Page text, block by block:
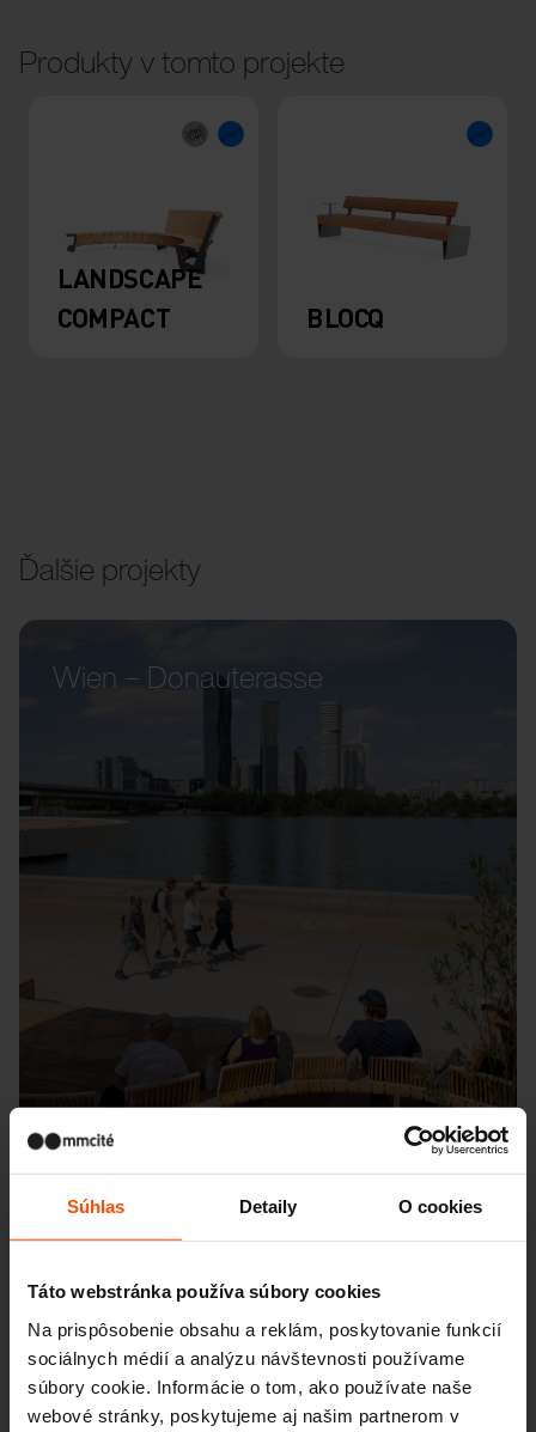
Súhlas Detaily O cookies
Táto webstránka používa súbory cookies
Na prispôsobenie obsahu a reklám, poskytovanie funkcií
sociálnych médií a analýzu návštevnosti používame
súbory cookie. Informácie o tom, ako používate naše
webové stránky, poskytujeme aj našim partnerom v
Produkty v tomto projekte
LANDSCAPE
COMPACT
BLOCQ
Ďalšie projekty
Wien – Donauterasse
Seattle – Popup park